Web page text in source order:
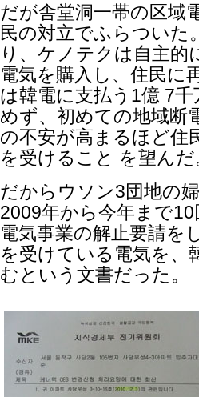
だが舎堂洞一帯の区域
民の対立でふらついた
り、ケノテクは自主的
電気を購入し、住民に
は韓電に支払う1億 7
めず、初めての地域断
の不安が高まるほど住
を受けること を望んだ
だからウソン3団地の
2009年から今年まで
電気事業の解止要請を
を受けている電気を、
むという文書だった。